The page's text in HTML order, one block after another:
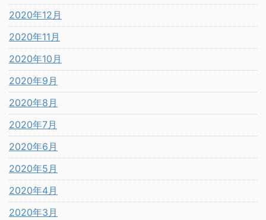
2020年12月
2020年11月
2020年10月
2020年9月
2020年8月
2020年7月
2020年6月
2020年5月
2020年4月
2020年3月